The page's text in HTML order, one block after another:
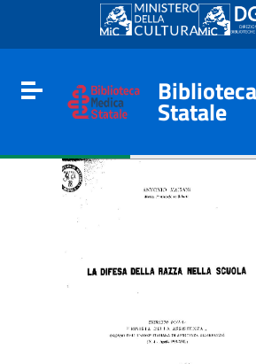
Go to content
Go to the navigation menu
Go to the footer
Toggle navigation
Statale